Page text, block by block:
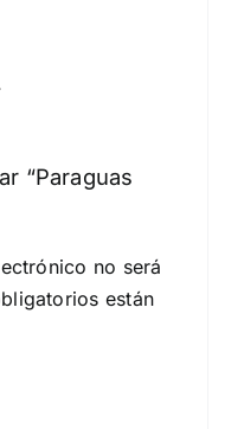
“Paraguas
no será
están